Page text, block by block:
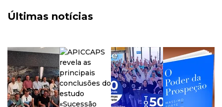
Últimas notícias